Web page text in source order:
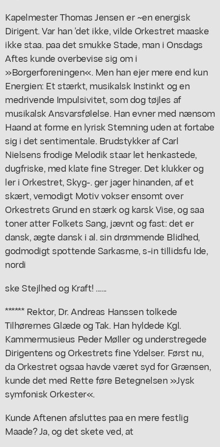
Kapelmester Thomas Jensen er ~en energisk
Dirigent. Var han 'det ikke, vilde Orkestret maaske
ikke staa. paa det smukke Stade, man i Onsdags
Aftes kunde overbevise sig om i
»Borgerforeningen«. Men han ejer mere end kun
Energien: Et stærkt, musikalsk Instinkt og en
medrivende Impulsivitet, som dog tøjles af
musikalsk Ansvarsfølelse. Han evner med nænsom
Haand at forme en lyrisk Stemning uden at fortabe
sig i det sentimentale. Brudstykker af Carl
Nielsens frodige Melodik staar let henkastede,
dugfriske, med klate fine Streger. Det klukker og
ler i Orkestret, Skyg-. ger jager hinanden, af et
skært, vemodigt Motiv vokser ensomt over
Orkestrets Grund en stærk og karsk Vise, og saa
toner atter Folkets Sang, jævnt og fast: det er
dansk, ægte dansk i al. sin drømmende Blidhed,
godmodigt spottende Sarkasme, s-in tillidsfu Ide,
nordi
ske Stejlhed og Kraft! ......
****** Rektor, Dr. Andreas Hanssen tolkede
Tilhørernes Glæde og Tak. Han hyldede Kgl.
Kammermusieus Peder Møller og understregede
Dirigentens og Orkestrets fine Ydelser. Først nu,
da Orkestret ogsaa havde været syd for Grænsen,
kunde det med Rette føre Betegnelsen »Jysk
symfonisk Orkester«.
Kunde Aftenen afsluttes paa en mere festlig
Maade? Ja, og det skete ved, at